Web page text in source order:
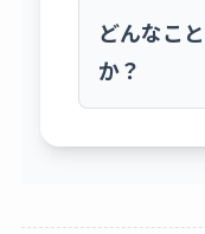
読ませていた
人が特定さ
として取り上
束できません
どんなこ
か？